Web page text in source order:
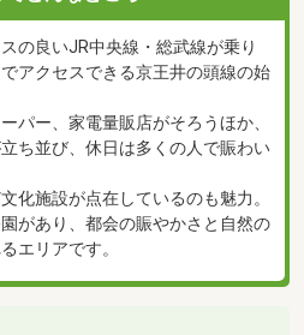
の良いJR中央線・総武線が乗り
アクセスできる京王井の頭線の始
パー、家電量販店がそろうほか、
ち並び、休日は多くの人で賑わい
化施設が点在しているのも魅力。
があり、都会の賑やかさと自然の
エリアです。